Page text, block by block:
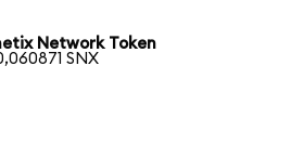
Network Token
SNX